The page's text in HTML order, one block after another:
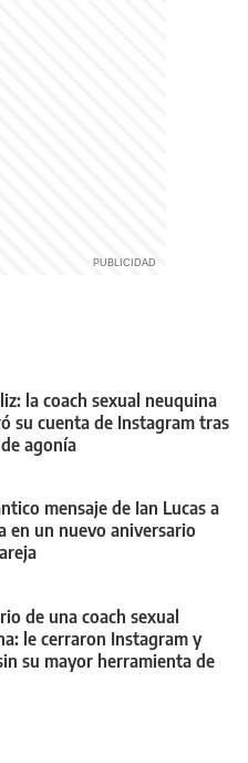
la coach sexual neuquina
su cuenta de Instagram tras
agonía
mensaje de Ian Lucas a
en un nuevo aniversario
de una coach sexual
le cerraron Instagram y
su mayor herramienta de